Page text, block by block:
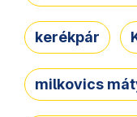
kerékpár
milkovics